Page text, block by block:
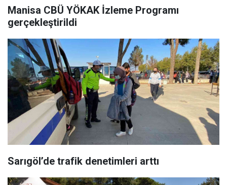
Manisa CBÜ YÖKAK İzleme Programı
gerçekleştirildi
Sarıgöl’de trafik denetimleri arttı